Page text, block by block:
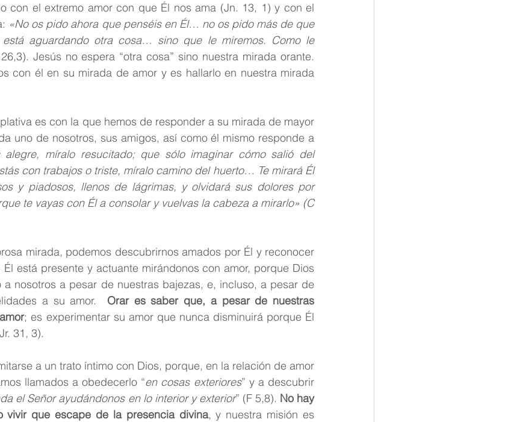
con el extremo amor con que Él nos ama (Jn. 13, 1) y con el
«No os pido ahora que penséis en Él… no os pido más de que
aguardando otra cosa… sino que le miremos. Como le
Jesús no espera “otra cosa” sino nuestra mirada orante.
con él en su mirada de amor y es hallarlo en nuestra mirada
es con la que hemos de responder a su mirada de mayor
uno de nosotros, sus amigos, así como él mismo responde a
alegre, míralo resucitado; que sólo imaginar cómo salió del
con trabajos o triste, míralo camino del huerto… Te mirará Él
y piadosos, llenos de lágrimas, y olvidará sus dolores por
te vayas con Él a consolar y vuelvas la cabeza a mirarlo» (C
mirada, podemos descubrirnos amados por Él y reconocer
está presente y actuante mirándonos con amor, porque Dios
a nosotros a pesar de nuestras bajezas, e, incluso, a pesar de
a su amor. Orar es saber que, a pesar de nuestras
; es experimentar su amor que nunca disminuirá porque Él
31, 3).
a un trato íntimo con Dios, porque, en la relación de amor
llamados a obedecerlo “en cosas exteriores” y a descubrir
el Señor ayudándonos en lo interior y exterior” (F 5,8). No hay
vivir que escape de la presencia divina, y nuestra misión es